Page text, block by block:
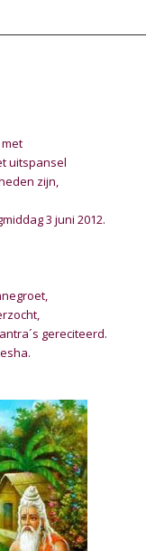
uitspansel
zijn,
3 juni 2012.
gereciteerd.